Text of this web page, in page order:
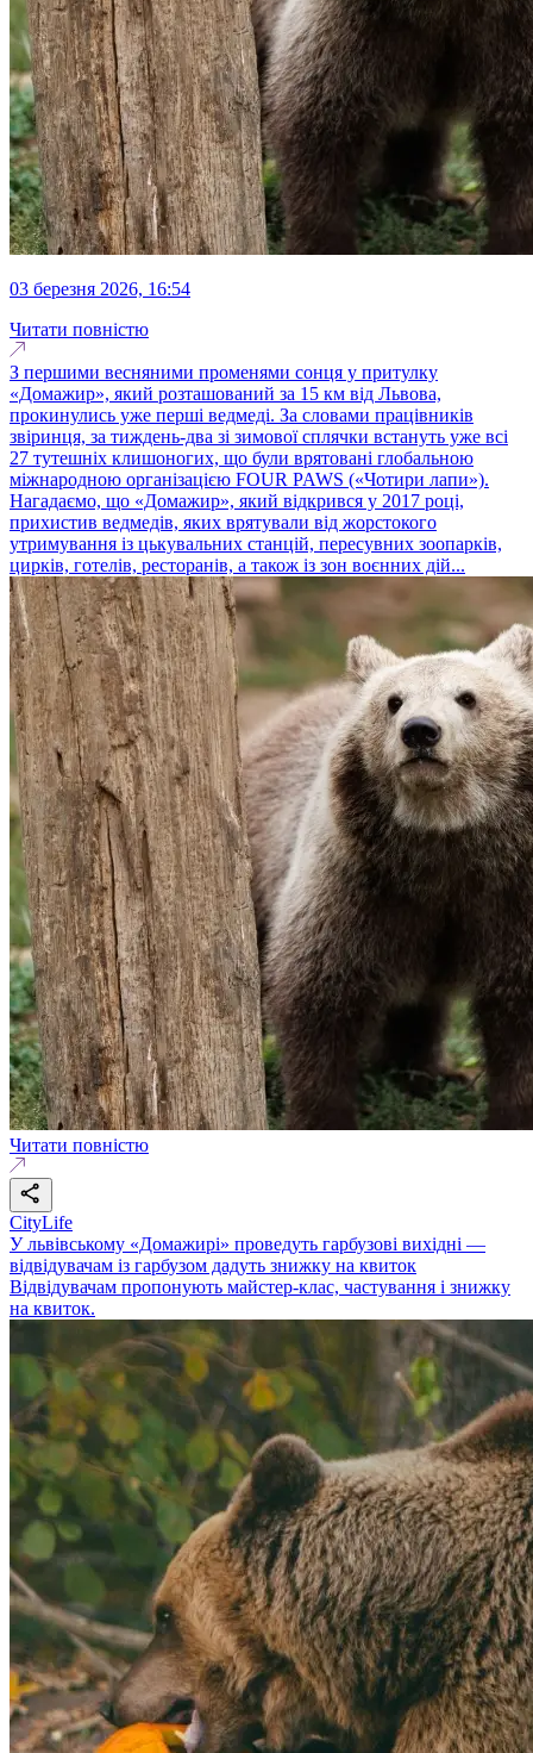
03 березня 2026, 16:54
Читати повністю
З першими весняними променями сонця у притулку
«Домажир», який розташований за 15 км від Львова,
прокинулись уже перші ведмеді. За словами працівників
звіринця, за тиждень-два зі зимової сплячки встануть уже всі
27 тутешніх клишоногих, що були врятовані глобальною
міжнародною організацією FOUR PAWS («Чотири лапи»).
Нагадаємо, що «Домажир», який відкрився у 2017 році,
прихистив ведмедів, яких врятували від жорстокого
утримування із цькувальних станцій, пересувних зоопарків,
цирків, готелів, ресторанів, а також із зон воєнних дій...
Читати повністю
CityLife
У львівському «Домажирі» проведуть гарбузові вихідні —
відвідувачам із гарбузом дадуть знижку на квиток
Відвідувачам пропонують майстер-клас, частування і знижку
на квиток.